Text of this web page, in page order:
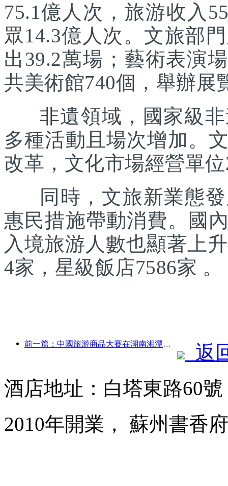
75.1億人次，旅游收入
眾14.3億人次。文旅部
出39.2萬場；藝術表演
共美術館740個，舉辦展
非遺領域，國家級非
多種活動且場次增加。
改革，文化市場經營單
同時，文旅新業態發
惠民措施帶動消費。國
入境旅游人數也顯著上
4家，星級飯店7586家 。
前一篇：中國旅游商品大賽在湖南湘潭成功舉辦
返
酒店地址：白塔東路60
2010年開業， 蘇州書